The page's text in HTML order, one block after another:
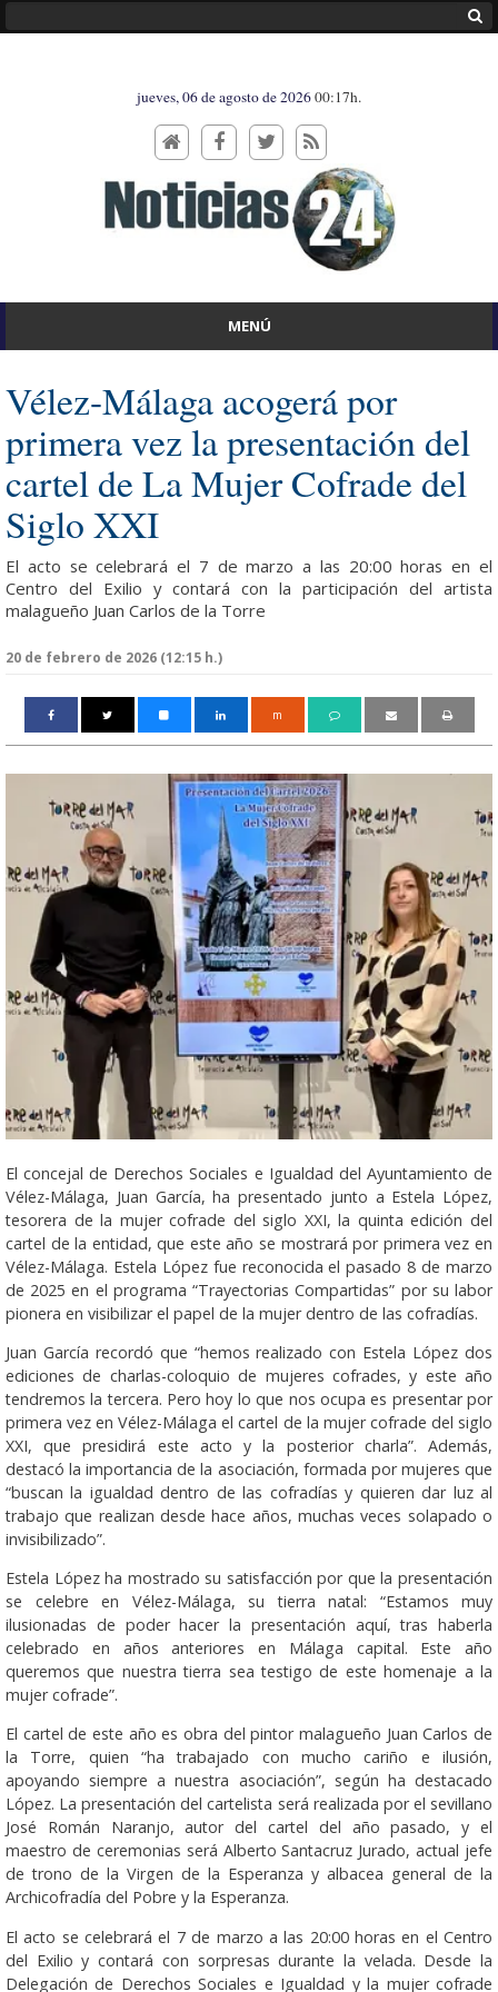
jueves, 06 de agosto de 202600:17h.
MENÚ
Vélez-Málaga acogerá por
primera vez la presentación del
cartel de La Mujer Cofrade del
Siglo XXI
El acto se celebrará el 7 de marzo a las 20:00 horas en el
Centro del Exilio y contará con la participación del artista
malagueño Juan Carlos de la Torre
20 de febrero de 2026 (12:15 h.)
m
El concejal de Derechos Sociales e Igualdad del Ayuntamiento de
Vélez-Málaga, Juan García, ha presentado junto a Estela López,
tesorera de la mujer cofrade del siglo XXI, la quinta edición del
cartel de la entidad, que este año se mostrará por primera vez en
Vélez-Málaga. Estela López fue reconocida el pasado 8 de marzo
de 2025 en el programa “Trayectorias Compartidas” por su labor
pionera en visibilizar el papel de la mujer dentro de las cofradías.
Juan García recordó que “hemos realizado con Estela López dos
ediciones de charlas-coloquio de mujeres cofrades, y este año
tendremos la tercera. Pero hoy lo que nos ocupa es presentar por
primera vez en Vélez-Málaga el cartel de la mujer cofrade del siglo
XXI, que presidirá este acto y la posterior charla”. Además,
destacó la importancia de la asociación, formada por mujeres que
“buscan la igualdad dentro de las cofradías y quieren dar luz al
trabajo que realizan desde hace años, muchas veces solapado o
invisibilizado”.
Estela López ha mostrado su satisfacción por que la presentación
se celebre en Vélez-Málaga, su tierra natal: “Estamos muy
ilusionadas de poder hacer la presentación aquí, tras haberla
celebrado en años anteriores en Málaga capital. Este año
queremos que nuestra tierra sea testigo de este homenaje a la
mujer cofrade”.
El cartel de este año es obra del pintor malagueño Juan Carlos de
la Torre, quien “ha trabajado con mucho cariño e ilusión,
apoyando siempre a nuestra asociación”, según ha destacado
López. La presentación del cartelista será realizada por el sevillano
José Román Naranjo, autor del cartel del año pasado, y el
maestro de ceremonias será Alberto Santacruz Jurado, actual jefe
de trono de la Virgen de la Esperanza y albacea general de la
Archicofradía del Pobre y la Esperanza.
El acto se celebrará el 7 de marzo a las 20:00 horas en el Centro
del Exilio y contará con sorpresas durante la velada. Desde la
Delegación de Derechos Sociales e Igualdad y la mujer cofrade